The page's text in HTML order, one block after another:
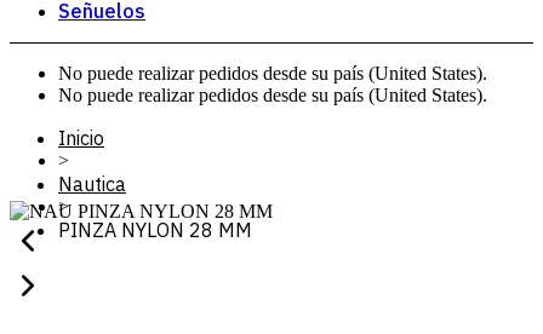
Señuelos
No puede realizar pedidos desde su país (United States).
No puede realizar pedidos desde su país (United States).
Inicio
>
Nautica
>
PINZA NYLON 28 MM